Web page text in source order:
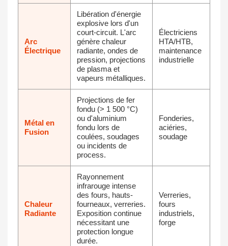
Arc
Électrique
Libération d'énergie
explosive lors d'un
court-circuit. L'arc
génère chaleur
radiante, ondes de
pression, projections
de plasma et
vapeurs métalliques.
Électriciens
HTA/HTB,
maintenance
industrielle
Métal en
Fusion
Projections de fer
fondu (> 1 500 °C)
ou d'aluminium
fondu lors de
coulées, soudages
ou incidents de
process.
Fonderies,
aciéries,
soudage
Chaleur
Radiante
Rayonnement
infrarouge intense
des fours, hauts-
fourneaux, verreries.
Exposition continue
nécessitant une
protection longue
durée.
Verreries,
fours
industriels,
forge